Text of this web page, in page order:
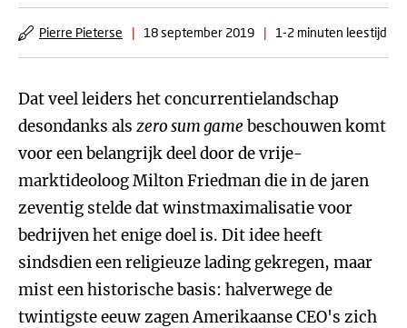
Pierre Pieterse | 18 september 2019 | 1-2 minuten leestijd
Dat veel leiders het concurrentielandschap
desondanks als zero sum game beschouwen komt
voor een belangrijk deel door de vrije-
marktideoloog Milton Friedman die in de jaren
zeventig stelde dat winstmaximalisatie voor
bedrijven het enige doel is. Dit idee heeft
sindsdien een religieuze lading gekregen, maar
mist een historische basis: halverwege de
twintigste eeuw zagen Amerikaanse CEO's zich